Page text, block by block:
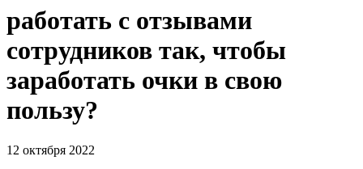
работать с отзывами
сотрудников так, чтобы
заработать очки в свою
пользу?
12 октября 2022